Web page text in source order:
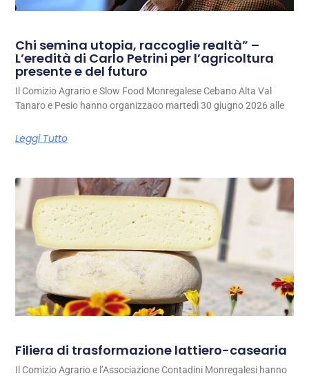
Chi semina utopia, raccoglie realtà” –
L’eredità di Carlo Petrini per l’agricoltura
presente e del futuro
Il Comizio Agrario e Slow Food Monregalese Cebano Alta Val
Tanaro e Pesio hanno organizzaoo martedì 30 giugno 2026 alle
Leggi Tutto
Filiera di trasformazione lattiero-casearia
Il Comizio Agrario e l’Associazione Contadini Monregalesi hanno